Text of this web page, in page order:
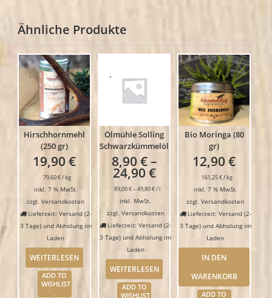
Ähnliche Produkte
Hirschhornmehl
(250 gr)
19,90€
79,60€/kg
inkl. 7 % MwSt.
zzgl.Versandkosten
Lieferzeit: Versand (2-
3 Tage) und Abholung im
Laden
WEITERLESEN
ADD TO
WISHLIST
Ölmühle Solling
Schwarzkümmelöl
8,90 €–
24,90 €
89,00€– 49,80€/l
inkl. MwSt.
zzgl. Versandkosten
Lieferzeit: Versand (2-
3 Tage) und Abholung im
Laden
WEITERLESEN
ADD TO
WISHLIST
Bio Moringa (80
gr)
12,90€
161,25€/kg
inkl. 7 % MwSt.
zzgl.Versandkosten
Lieferzeit: Versand (2-
3 Tage) und Abholung im
Laden
IN DEN
WARENKORB
ADD TO